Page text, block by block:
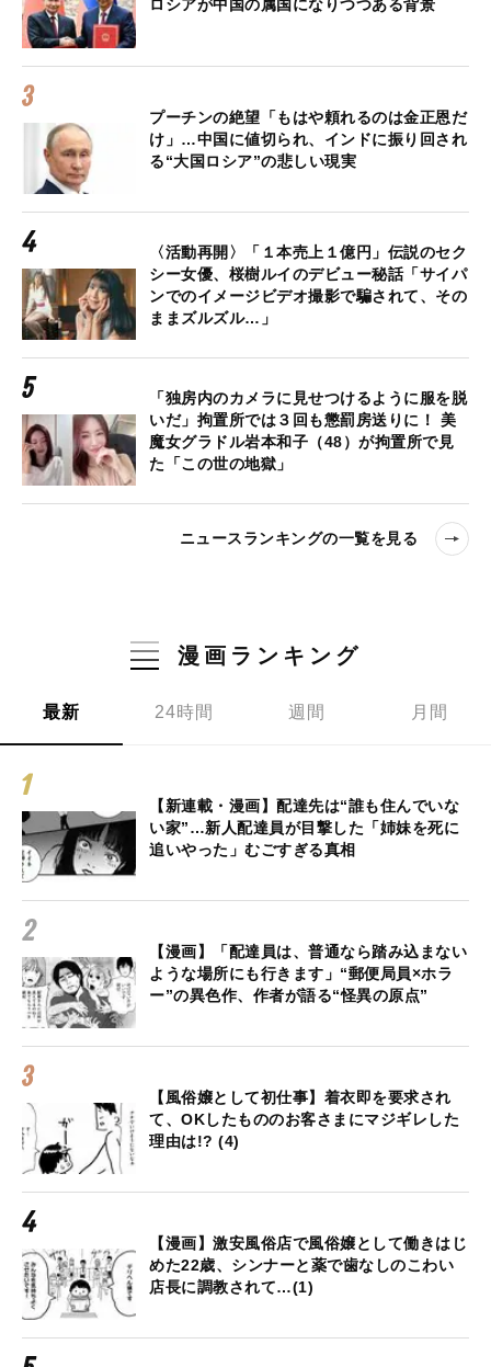
ロシアが中国の属国になりつつある背景
プーチンの絶望「もはや頼れるのは金正恩だ
け」…中国に値切られ、インドに振り回され
る“大国ロシア”の悲しい現実
〈活動再開〉「１本売上１億円」伝説のセク
シー女優、桜樹ルイのデビュー秘話「サイパ
ンでのイメージビデオ撮影で騙されて、その
ままズルズル…」
「独房内のカメラに見せつけるように服を脱
いだ」拘置所では３回も懲罰房送りに！ 美
魔女グラドル岩本和子（48）が拘置所で見
た「この世の地獄」
ニュースランキングの一覧を見る
漫画ランキング
最新 24時間 週間 月間
【新連載・漫画】配達先は“誰も住んでいな
い家”…新人配達員が目撃した「姉妹を死に
追いやった」むごすぎる真相
【漫画】「配達員は、普通なら踏み込まない
ような場所にも行きます」“郵便局員×ホラ
ー”の異色作、作者が語る“怪異の原点”
【風俗嬢として初仕事】着衣即を要求され
て、OKしたもののお客さまにマジギレした
理由は!? (4)
【漫画】激安風俗店で風俗嬢として働きはじ
めた22歳、シンナーと薬で歯なしのこわい
店長に調教されて…(1)